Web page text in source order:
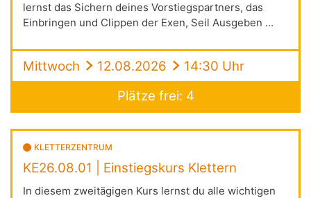
lernst das Sichern deines Vorstiegspartners, das
Einbringen und Clippen der Exen, Seil Ausgeben ...
Mittwoch 12.08.2026
14:30 Uhr
Plätze frei: 4
KLETTERZENTRUM
KE26.08.01 | Einstiegskurs Klettern
In diesem zweitägigen Kurs lernst du alle wichtigen